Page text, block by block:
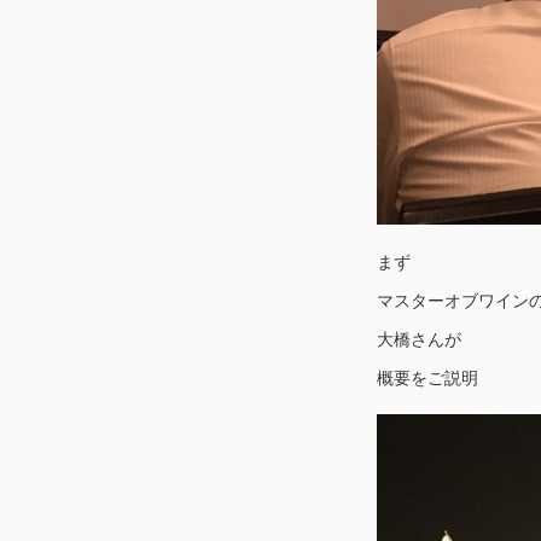
まず
マスターオブワイン
大橋さんが
概要をご説明